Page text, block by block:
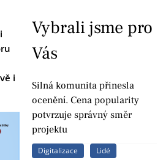
i
Vybrali jsme pro
Vás
Silná komunita přinesla
ocenění. Cena popularity
potvrzuje správný směr
projektu
Digitalizace
Lidé